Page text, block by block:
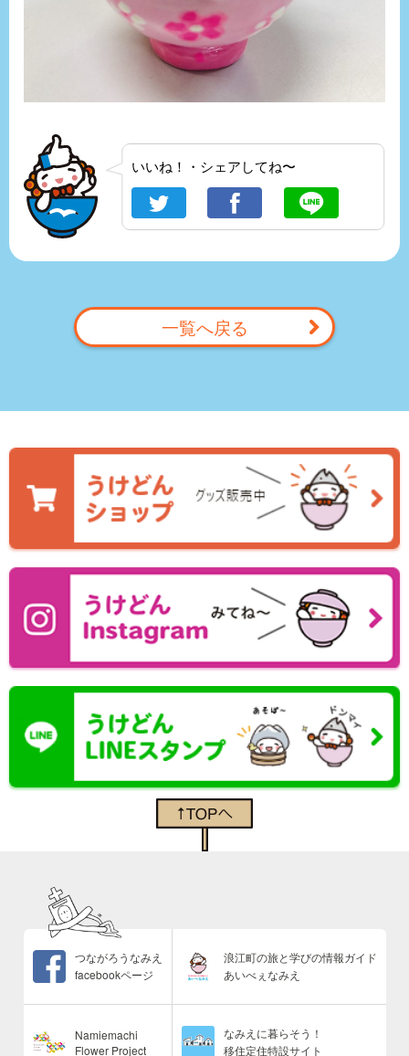
いいね！・シェアしてね〜
一覧へ戻る
つながろうなみえ
facebookページ
浪江町の旅と学びの情報ガイド
あいべぇなみえ
Namiemachi
Flower Project
なみえに暮らそう！
移住定住特設サイト